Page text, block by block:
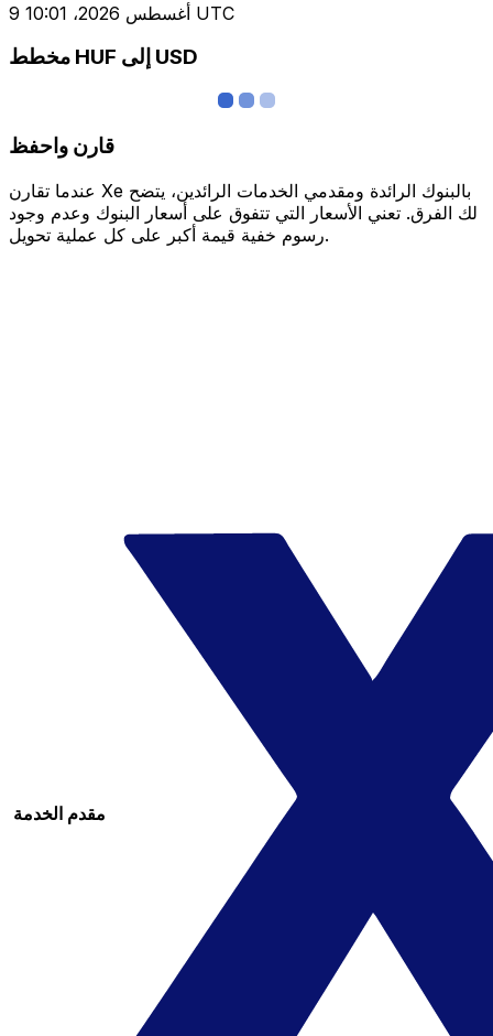
9 أغسطس 2026، 10:01 UTC
مخطط HUF إلى USD
قارن واحفظ
عندما تقارن Xe بالبنوك الرائدة ومقدمي الخدمات الرائدين، يتضح
لك الفرق. تعني الأسعار التي تتفوق على أسعار البنوك وعدم وجود
رسوم خفية قيمة أكبر على كل عملية تحويل.
مقدم الخدمة